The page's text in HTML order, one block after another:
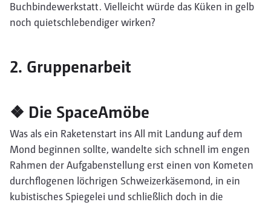
Buchbindewerkstatt. Vielleicht würde das Küken in gelb
noch quietschlebendiger wirken?
2. Gruppenarbeit
❖ Die SpaceAmöbe
Was als ein Raketenstart ins All mit Landung auf dem
Mond beginnen sollte, wandelte sich schnell im engen
Rahmen der Aufgabenstellung erst einen von Kometen
durchflogenen löchrigen Schweizerkäsemond, in ein
kubistisches Spiegelei und schließlich doch in die